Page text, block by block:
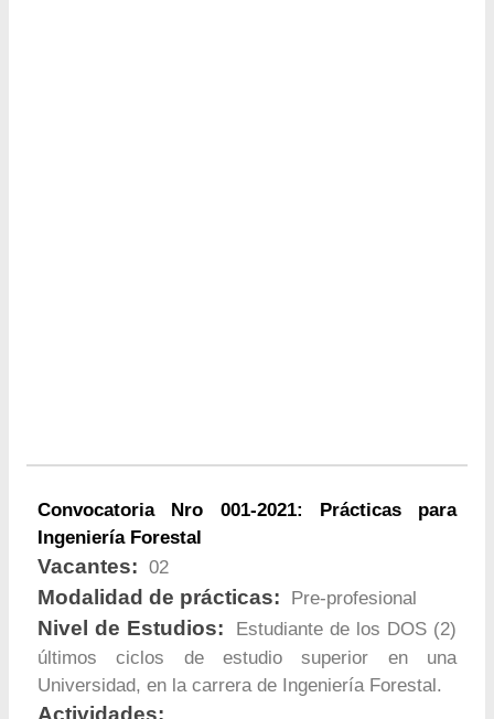
Convocatoria Nro 001-2021: Prácticas para
Ingeniería Forestal
Vacantes: 02
Modalidad de prácticas: Pre-profesional
Nivel de Estudios:
Estudiante de los DOS (2)
últimos ciclos de estudio superior en una
Universidad, en la carrera de Ingeniería Forestal.
Actividades: